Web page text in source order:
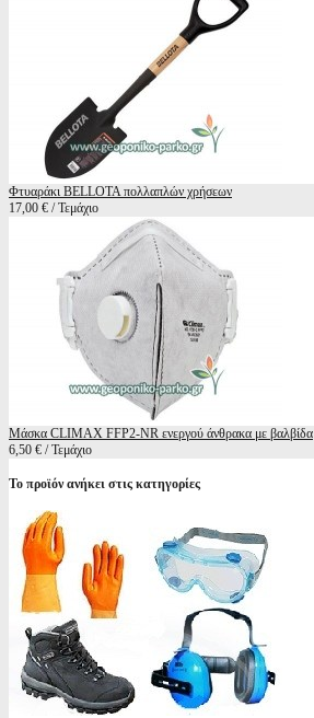
Φτυαράκι BELLOTA πολλαπλών χρήσεων
17,00 € / Τεμάχιο
Μάσκα CLIMAX FFP2-NR ενεργού άνθρακα με βαλβίδα
6,50 € / Τεμάχιο
Το προϊόν ανήκει στις κατηγορίες